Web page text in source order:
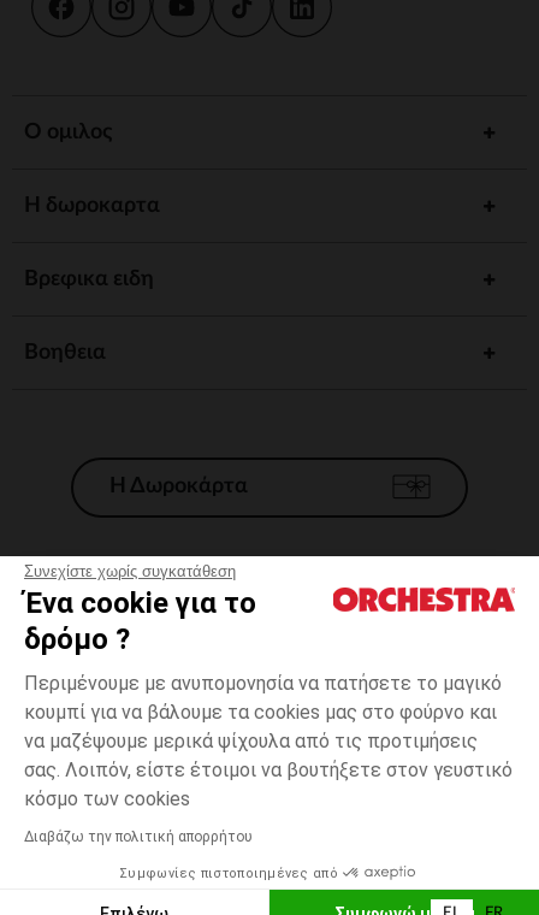
Συνεχίστε χωρίς συγκατάθεση
Ένα cookie για το
δρόμο ?
Περιμένουμε με ανυπομονησία να πατήσετε το μαγικό
κουμπί για να βάλουμε τα cookies μας στο φούρνο και
να μαζέψουμε μερικά ψίχουλα από τις προτιμήσεις
σας. Λοιπόν, είστε έτοιμοι να βουτήξετε στον γευστικό
κόσμο των cookies
Διαβάζω την πολιτική απορρήτου
Συμφωνίες πιστοποιημένες από
Λευκό
4
Δυνατότητα πληρωμής με
ΠΡΟΣΘΉΚΗ ΣΤΟ ΚΑΛΆΘΙ
Ο ομιλος
Η δωροκαρτα
Βρεφικα ειδη
Βοηθεια
Η Δωροκάρτα
Γενικοί 'Οροι Πώλησης
*Εμπορικες προσφορες
Προσωπικά δεδομένα
Διαχείρηση των cookies
Προσβασιμότητα: μη συμμορφούμενη
H Orchestra συμμετέχει στον κωδικά δεοντολογίας και στο σύστημα
μεσολάβησης της Γαλλικής Ομοσπονδίας Ηλεκτρονικού Εμπορίου.